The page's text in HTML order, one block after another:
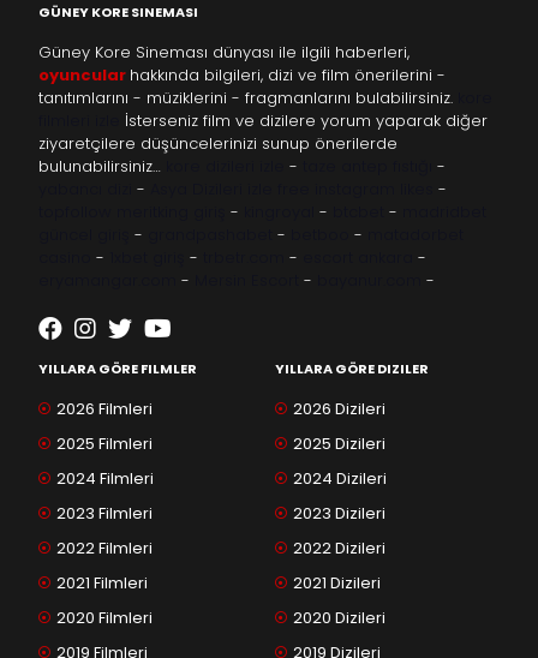
GÜNEY KORE SINEMASI
Güney Kore Sineması dünyası ile ilgili haberleri,
oyuncular hakkında bilgileri, dizi ve film önerilerini -
tanıtımlarını - müziklerini - fragmanlarını bulabilirsiniz.
İsterseniz film ve dizilere yorum yaparak diğer
ziyaretçilere düşüncelerinizi sunup önerilerde
bulunabilirsiniz…
-
-
-
-
- - -
- - -
- - -
-
- - -
YILLARA GÖRE FILMLER
2026 Filmleri
2025 Filmleri
2024 Filmleri
2023 Filmleri
2022 Filmleri
2021 Filmleri
2020 Filmleri
2019 Filmleri
YILLARA GÖRE DIZILER
2026 Dizileri
2025 Dizileri
2024 Dizileri
2023 Dizileri
2022 Dizileri
2021 Dizileri
2020 Dizileri
2019 Dizileri